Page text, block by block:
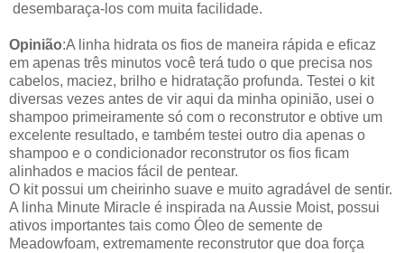
desembaraça-los com muita facilidade.
Opinião:A linha hidrata os fios de maneira rápida e eficaz
em apenas três minutos você terá tudo o que precisa nos
cabelos, maciez, brilho e hidratação profunda. Testei o kit
diversas vezes antes de vir aqui da minha opinião, usei o
shampoo primeiramente só com o reconstrutor e obtive um
excelente resultado, e também testei outro dia apenas o
shampoo e o condicionador reconstrutor os fios ficam
alinhados e macios fácil de pentear.
O kit possui um cheirinho suave e muito agradável de sentir.
A linha Minute Miracle é inspirada na Aussie Moist, possui
ativos importantes tais como Óleo de semente de
Meadowfoam, extremamente reconstrutor que doa força